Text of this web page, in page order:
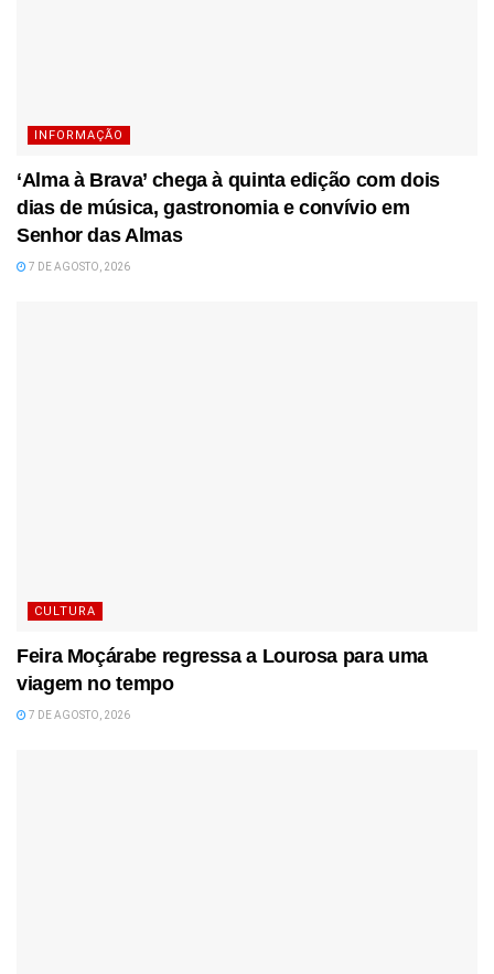
INFORMAÇÃO
‘Alma à Brava’ chega à quinta edição com dois
dias de música, gastronomia e convívio em
Senhor das Almas
7 DE AGOSTO, 2026
CULTURA
Feira Moçárabe regressa a Lourosa para uma
viagem no tempo
7 DE AGOSTO, 2026